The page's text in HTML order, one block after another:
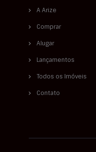
A Arize
Comprar
Alugar
Lançamentos
Todos os Imóveis
Contato